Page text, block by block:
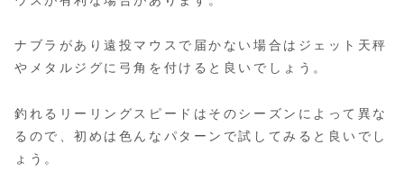
ナブラがあり遠投マウスで届かない場合はジェット天秤
やメタルジグに弓角を付けると良いでしょう。
釣れるリーリングスピードはそのシーズンによって異な
るので、初めは色んなパターンで試してみると良いでし
ょう。